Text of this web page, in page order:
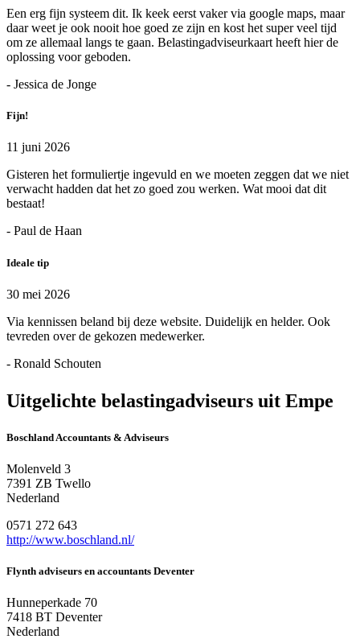
Een erg fijn systeem dit. Ik keek eerst vaker via google maps, maar
daar weet je ook nooit hoe goed ze zijn en kost het super veel tijd
om ze allemaal langs te gaan. Belastingadviseurkaart heeft hier de
oplossing voor geboden.
- Jessica de Jonge
Fijn!
11 juni 2026
Gisteren het formuliertje ingevuld en we moeten zeggen dat we niet
verwacht hadden dat het zo goed zou werken. Wat mooi dat dit
bestaat!
- Paul de Haan
Ideale tip
30 mei 2026
Via kennissen beland bij deze website. Duidelijk en helder. Ook
tevreden over de gekozen medewerker.
- Ronald Schouten
Uitgelichte belastingadviseurs uit Empe
Boschland Accountants & Adviseurs
Molenveld 3
7391 ZB Twello
Nederland
0571 272 643
http://www.boschland.nl/
Flynth adviseurs en accountants Deventer
Hunneperkade 70
7418 BT Deventer
Nederland